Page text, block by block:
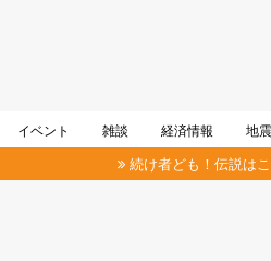
イベント 雑談 経済情報 地
続け者ども！伝説は